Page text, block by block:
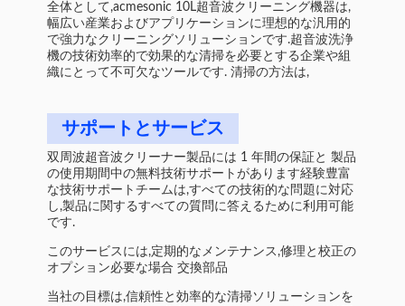
全体として,acmesonic 10L超音波クリーニング機器は,
幅広い産業およびアプリケーションに理想的な汎用的
で強力なクリーニングソリューションです.超音波洗浄
機の技術効率的で効果的な清掃を必要とする企業や組
織にとって不可欠なツールです. 清掃の方法は,
サポートとサービス
双周波超音波クリーナー製品には 1 年間の保証と 製品
の使用期間中の無料技術サポートがあります経験豊富
な技術サポートチームは,すべての技術的な問題に対応
し,製品に関するすべての質問に答えるために利用可能
です.
このサービスには,定期的なメンテナンス,修理と校正の
オプション必要な場合 交換部品
当社の目標は,信頼性と効率的な清掃ソリューションを